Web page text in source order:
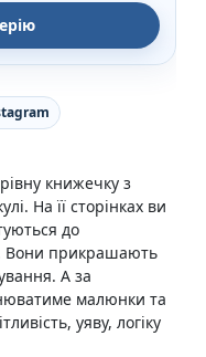
книжечку з
На її сторінках ви
до
Вони прикрашають
А за
малюнки та
уяву, логіку